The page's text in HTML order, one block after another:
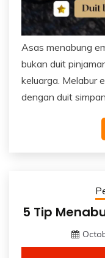
Asas menabung
bukan duit
keluarga. Melabur
dengan duit
5 Tip